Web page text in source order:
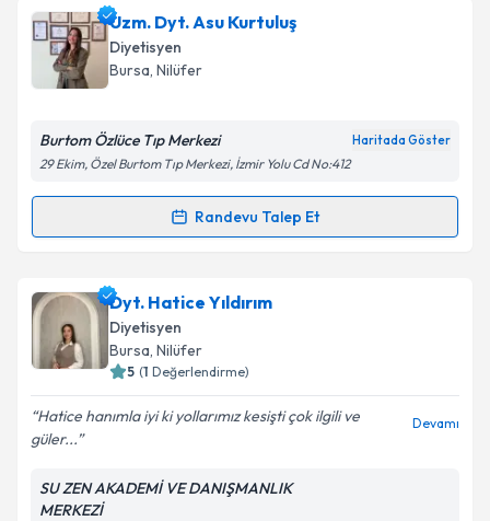
Dyt. Elif Aydıniçin randevu takvimi talebi oluşturun.
Size bu uzmandan randevu almanız için bir takvim
hazırlandığında e-posta ile bilgilendireceğiz.
Kişisel verilerimin işlenmesine ilişkin
Metni'ni okudum ve kişisel verilerimin belirtilen
Takvim Talebini Gönder
Uzm. Dyt. Asu Kurtuluş
Diyetisyen
Bursa, Nilüfer
Burtom Özlüce Tıp Merkezi Haritada Göster
29 Ekim, Özel Burtom Tıp Merkezi, İzmir Yolu Cd No:412
Randevu Talep Et
Randevu Takvimi Talebi
Uzm. Dyt. Asu Kurtuluşiçin randevu takvimi talebi
oluşturun. Size bu uzmandan randevu almanız için bir
takvim hazırlandığında e-posta ile bilgilendireceğiz.
Kişisel verilerimin işlenmesine ilişkin
Dyt. Hatice Yıldırım
Diyetisyen
Bursa, Nilüfer
5 (1 Değerlendirme)
Hatice hanımla iyi ki yollarımız kesişti çok ilgili ve
güler...
Devamı
SU ZEN AKADEMİ VE DANIŞMANLIK
MERKEZİ